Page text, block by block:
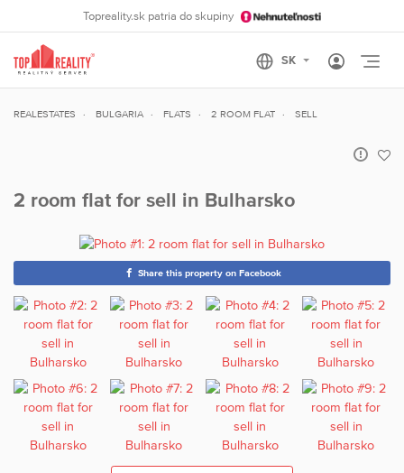
Topreality.sk patria do skupiny
REALESTATES BULGARIA FLATS 2 ROOM FLAT SELL
2 room flat for sell in Bulharsko
Share this property on Facebook